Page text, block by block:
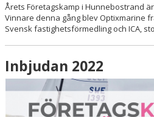
Årets Företagskamp i Hunnebostrand
Vinnare denna gång blev Optixmarine
Svensk fastighetsförmedling och ICA,
Inbjudan 2022